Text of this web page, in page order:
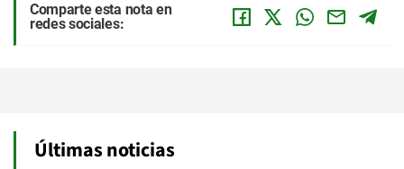
Comparte esta nota en
redes sociales:
Últimas noticias